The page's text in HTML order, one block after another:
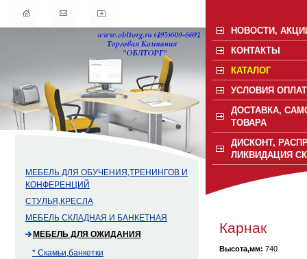
МЕБЕЛЬ ДЛЯ ОБУЧЕНИЯ,ТРЕНИНГОВ И
КОНФЕРЕНЦИЙ
СТУЛЬЯ,КРЕСЛА
МЕБЕЛЬ СКЛАДНАЯ И БАНКЕТНАЯ
МЕБЕЛЬ ДЛЯ ОЖИДАНИЯ
* Скамьи,банкетки
НОВОСТИ,
КОНТАКТЫ
КАТАЛОГ
УСЛОВИЯ
ДОСТАВКА,
ТОВАРА
ДИСКОНТ,
ЛИКВИДАЦИЯ
Карнак
Высота,мм: 740